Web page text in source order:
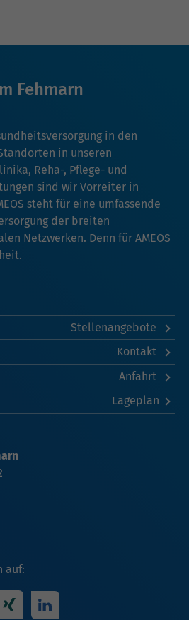
Fehmarn
in den
in unseren
Reha-, Pflege- und
sind wir Vorreiter in
steht für eine umfassende
der breiten
Netzwerken. Denn für AMEOS
Stellenangebote
Kontakt
Anfahrt
Lageplan
auf: